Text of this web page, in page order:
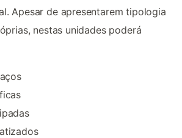
Apesar de apresentarem tipologia
nestas unidades poderá